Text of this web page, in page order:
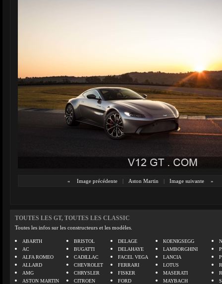
« Image précédente | Aston Martin | Image suivante »
TOUTES LES GT, TOUTES LES CLASSIC
Toutes les infos sur les constructeurs et les modèles.
ABARTH
AC
ALFA ROMEO
ALLARD
AMG
ASTON MARTIN
BRISTOL
BUGATTI
CADILLAC
CHEVROLET
CHRYSLER
CITROEN
DELAGE
DELAHAYE
FACEL VEGA
FERRARI
FISKER
FORD
KOENIGSEGG
LAMBORGHINI
LANCIA
LOTUS
MASERATI
MAYBACH